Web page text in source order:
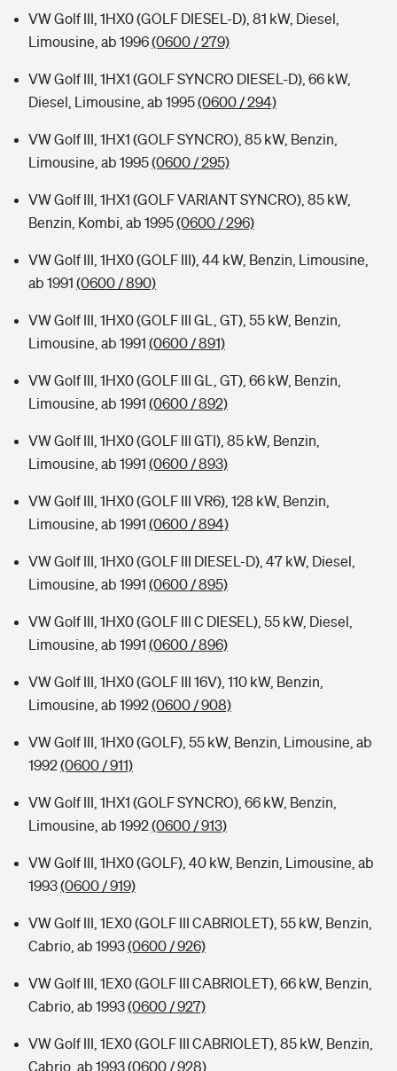
Sie haben Fragen?
Zur Übersicht
Tools
Kinderunfall-Check: Mehr Sicherheit für deine Kids
Sie haben Fragen?
VW Golf III, 1HX0 (GOLF DIESEL-D), 81 kW, Diesel,
Limousine, ab 1996(0600 / 279)
VW Golf III, 1HX1 (GOLF SYNCRO DIESEL-D), 66 kW,
Diesel, Limousine, ab 1995(0600 / 294)
VW Golf III, 1HX1 (GOLF SYNCRO), 85 kW, Benzin,
Limousine, ab 1995(0600 / 295)
VW Golf III, 1HX1 (GOLF VARIANT SYNCRO), 85 kW,
Benzin, Kombi, ab 1995(0600 / 296)
VW Golf III, 1HX0 (GOLF III), 44 kW, Benzin, Limousine,
ab 1991 (0600 / 890)
VW Golf III, 1HX0 (GOLF III GL, GT), 55 kW, Benzin,
Limousine, ab 1991 (0600 / 891)
VW Golf III, 1HX0 (GOLF III GL, GT), 66 kW, Benzin,
Limousine, ab 1991 (0600 / 892)
VW Golf III, 1HX0 (GOLF III GTI), 85 kW, Benzin,
Limousine, ab 1991 (0600 / 893)
VW Golf III, 1HX0 (GOLF III VR6), 128 kW, Benzin,
Limousine, ab 1991 (0600 / 894)
VW Golf III, 1HX0 (GOLF III DIESEL-D), 47 kW, Diesel,
Limousine, ab 1991 (0600 / 895)
VW Golf III, 1HX0 (GOLF III C DIESEL), 55 kW, Diesel,
Limousine, ab 1991 (0600 / 896)
VW Golf III, 1HX0 (GOLF III 16V), 110 kW, Benzin,
Limousine, ab 1992(0600 / 908)
VW Golf III, 1HX0 (GOLF), 55 kW, Benzin, Limousine, ab
1992(0600 / 911)
VW Golf III, 1HX1 (GOLF SYNCRO), 66 kW, Benzin,
Limousine, ab 1992(0600 / 913)
VW Golf III, 1HX0 (GOLF), 40 kW, Benzin, Limousine, ab
1993(0600 / 919)
VW Golf III, 1EX0 (GOLF III CABRIOLET), 55 kW, Benzin,
Cabrio, ab 1993(0600 / 926)
VW Golf III, 1EX0 (GOLF III CABRIOLET), 66 kW, Benzin,
Cabrio, ab 1993(0600 / 927)
VW Golf III, 1EX0 (GOLF III CABRIOLET), 85 kW, Benzin,
Cabrio, ab 1993(0600 / 928)